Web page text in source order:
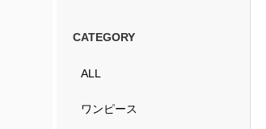
CATEGORY
ALL
ワンピース